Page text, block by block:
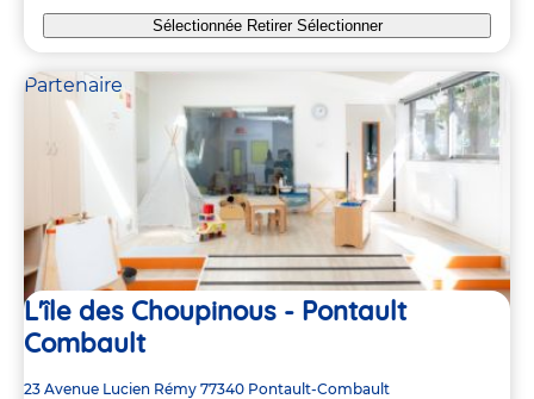
Sélectionnée Retirer Sélectionner
Partenaire
L'île des Choupinous - Pontault
Combault
Adresse
23 Avenue Lucien Rémy 77340 Pontault-Combault